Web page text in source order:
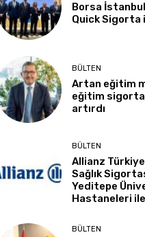
Borsa
Quick Sigorta
BÜLTEN
Artan eğitim
eğitim
artırdı
BÜLTEN
Allianz
Sağlık
Yeditepe
Hastaneleri
BÜLTEN